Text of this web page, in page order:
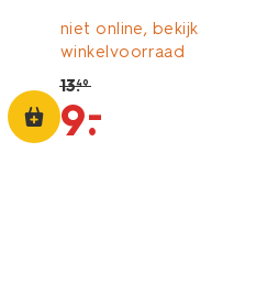
niet online, bekijk
winkelvoorraad
13.49
9.
–